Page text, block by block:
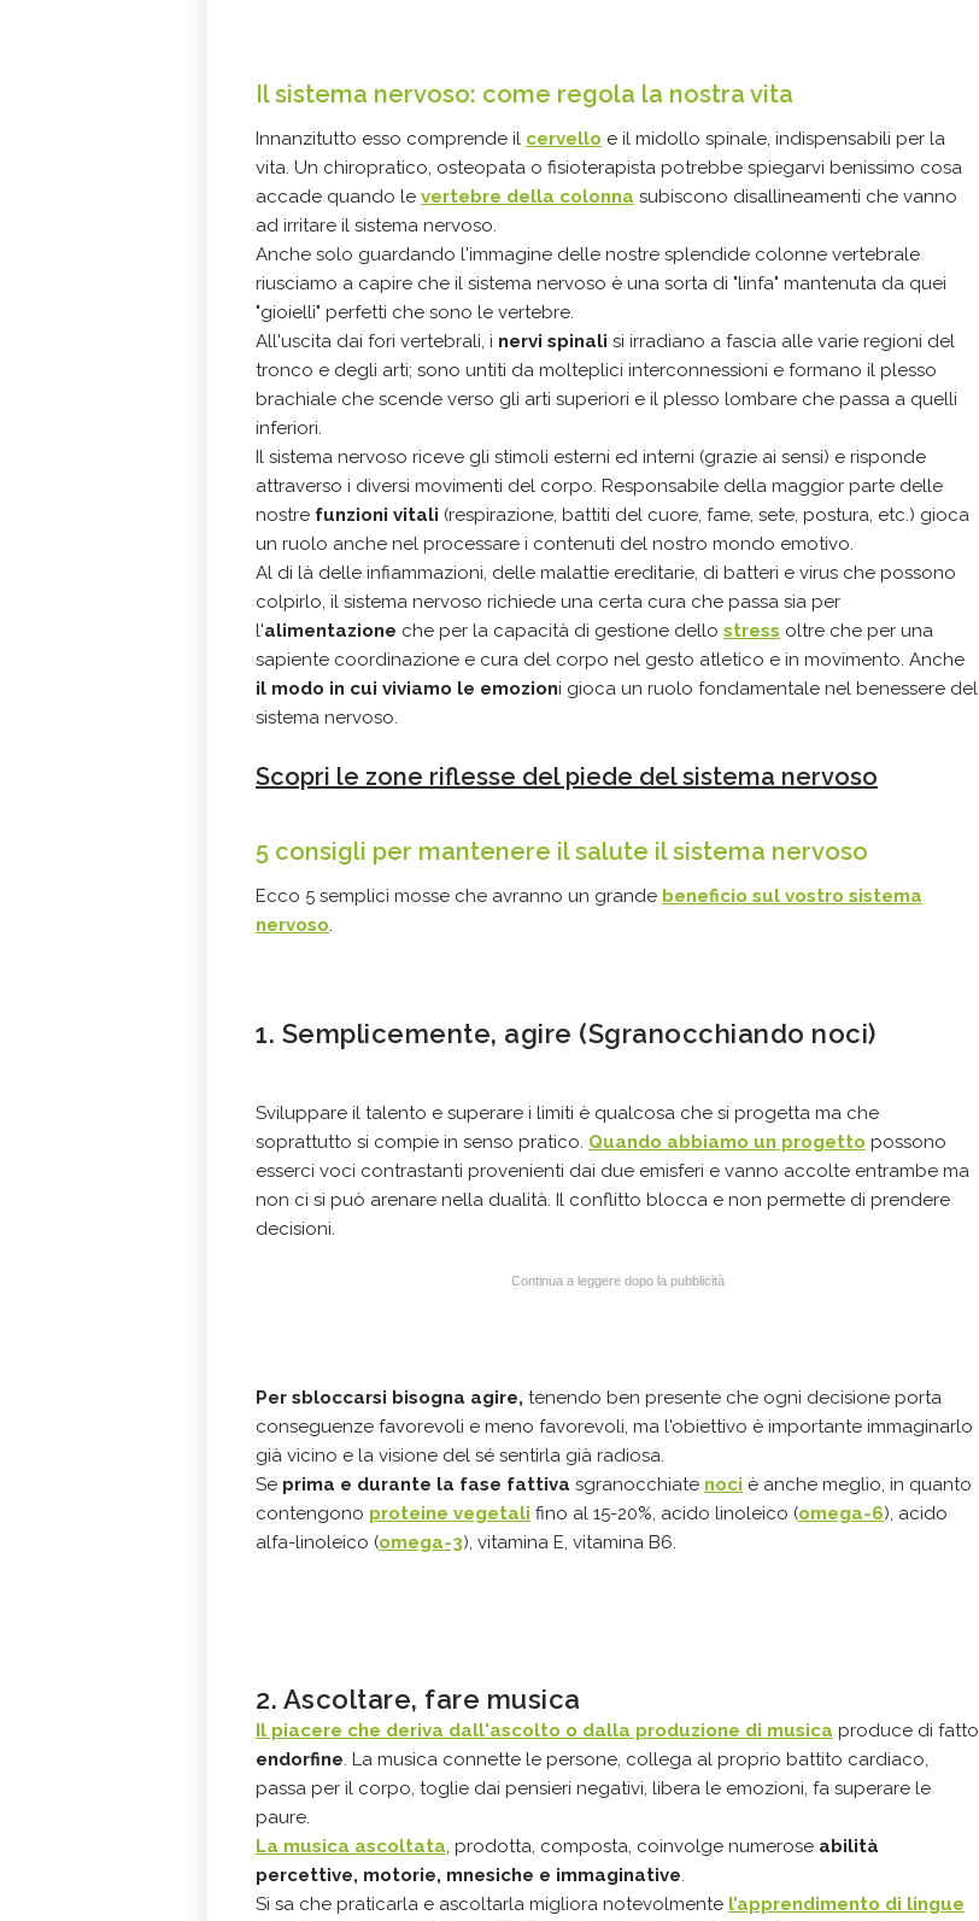
Il sistema nervoso: come regola la nostra vita
Innanzitutto esso comprende il cervello e il midollo spinale, indispensabili per la
vita. Un chiropratico, osteopata o fisioterapista potrebbe spiegarvi benissimo cosa
accade quando le vertebre della colonna subiscono disallineamenti che vanno
ad irritare il sistema nervoso.
Anche solo guardando l'immagine delle nostre splendide colonne vertebrale
riusciamo a capire che il sistema nervoso è una sorta di "linfa" mantenuta da quei
"gioielli" perfetti che sono le vertebre.
All'uscita dai fori vertebrali, i nervi spinali si irradiano a fascia alle varie regioni del
tronco e degli arti; sono untiti da molteplici interconnessioni e formano il plesso
brachiale che scende verso gli arti superiori e il plesso lombare che passa a quelli
inferiori.
Il sistema nervoso riceve gli stimoli esterni ed interni (grazie ai sensi) e risponde
attraverso i diversi movimenti del corpo. Responsabile della maggior parte delle
nostre funzioni vitali (respirazione, battiti del cuore, fame, sete, postura, etc.) gioca
un ruolo anche nel processare i contenuti del nostro mondo emotivo.
Al di là delle infiammazioni, delle malattie ereditarie, di batteri e virus che possono
colpirlo, il sistema nervoso richiede una certa cura che passa sia per
l'alimentazione che per la capacità di gestione dello stress oltre che per una
sapiente coordinazione e cura del corpo nel gesto atletico e in movimento. Anche
il modo in cui viviamo le emozioni gioca un ruolo fondamentale nel benessere del
sistema nervoso.
Scopri le zone riflesse del piede del sistema nervoso
5 consigli per mantenere il salute il sistema nervoso
Ecco 5 semplici mosse che avranno un grande beneficio sul vostro sistema
nervoso.
1. Semplicemente, agire (Sgranocchiando noci)
Sviluppare il talento e superare i limiti è qualcosa che si progetta ma che
soprattutto si compie in senso pratico. Quando abbiamo un progetto possono
esserci voci contrastanti provenienti dai due emisferi e vanno accolte entrambe ma
non ci si può arenare nella dualità. Il conflitto blocca e non permette di prendere
decisioni.
Continua a leggere dopo la pubblicità
Per sbloccarsi bisogna agire, tenendo ben presente che ogni decisione porta
conseguenze favorevoli e meno favorevoli, ma l'obiettivo è importante immaginarlo
già vicino e la visione del sé sentirla già radiosa.
Se prima e durante la fase fattiva sgranocchiate noci è anche meglio, in quanto
contengono proteine vegetali fino al 15-20%, acido linoleico (omega-6), acido
alfa-linoleico (omega-3), vitamina E, vitamina B6.
2. Ascoltare, fare musica
Il piacere che deriva dall'ascolto o dalla produzione di musica produce di fatto
endorfine. La musica connette le persone, collega al proprio battito cardiaco,
passa per il corpo, toglie dai pensieri negativi, libera le emozioni, fa superare le
paure.
La musica ascoltata, prodotta, composta, coinvolge numerose abilità
percettive, motorie, mnesiche e immaginative.
Si sa che praticarla e ascoltarla migliora notevolmente l’apprendimento di lingue